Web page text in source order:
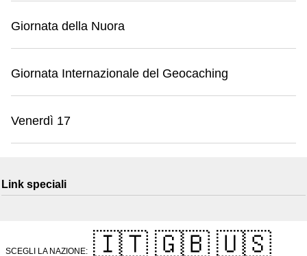
Giornata della Nuora
Giornata Internazionale del Geocaching
Venerdì 17
Link speciali
SCEGLI LA NAZIONE: 🇮🇹 🇬🇧 🇺🇸